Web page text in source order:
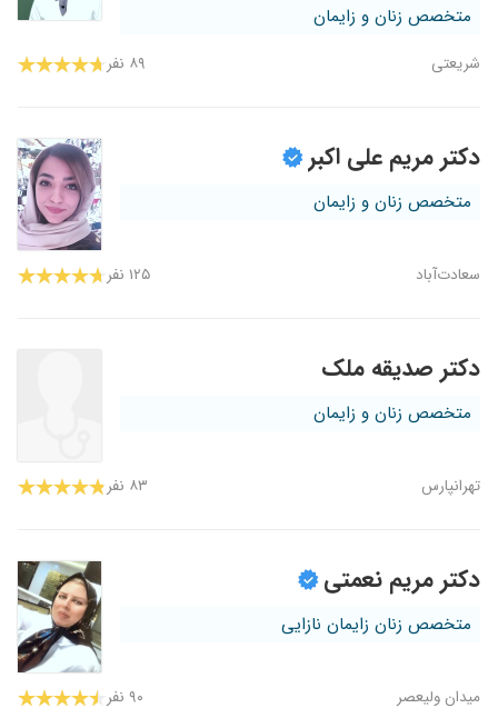
متخصص زنان و زایمان
شریعتی ۸۹ نفر
دکتر مریم علی اکبر
متخصص زنان و زایمان
سعادت‌آباد ۱۲۵ نفر
دکتر صدیقه ملک
متخصص زنان و زایمان
تهرانپارس ۸۳ نفر
دکتر مریم نعمتی
متخصص زنان زایمان نازایی
میدان ولیعصر ۹۰ نفر